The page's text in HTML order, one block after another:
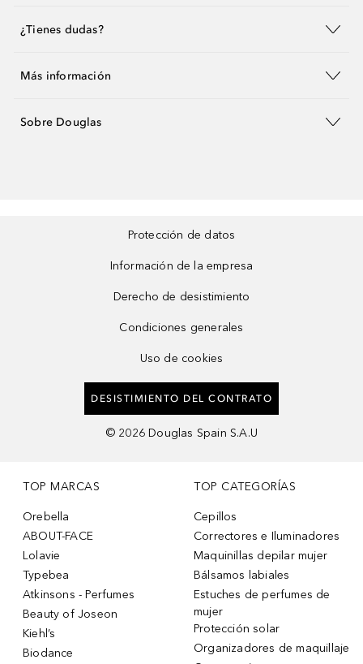
¿Tienes dudas?
Más información
Sobre Douglas
Protección de datos
Información de la empresa
Derecho de desistimiento
Condiciones generales
Uso de cookies
DESISTIMIENTO DEL CONTRATO
© 2026 Douglas Spain S.A.U
TOP MARCAS
Orebella
ABOUT-FACE
Lolavie
Typebea
Atkinsons - Perfumes
Beauty of Joseon
Kiehl’s
Biodance
TOP CATEGORÍAS
Cepillos
Correctores e Iluminadores
Maquinillas depilar mujer
Bálsamos labiales
Estuches de perfumes de
mujer
Protección solar
Organizadores de maquillaje